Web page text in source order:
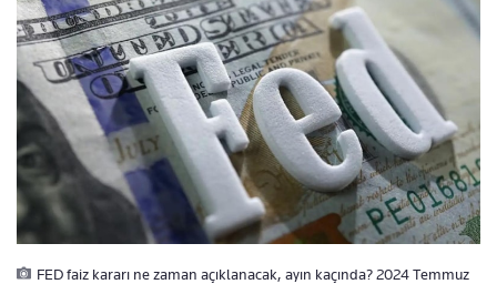
FED faiz kararı ne zaman açıklanacak, ayın kaçında? 2024 Temmuz